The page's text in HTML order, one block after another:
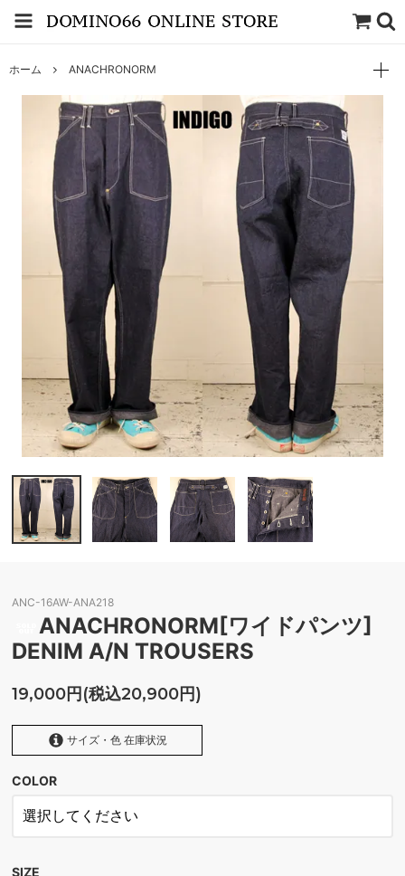
ホーム ANACHRONORM
ANC-16AW-ANA218
ANACHRONORM[ワイドパンツ]
DENIM A/N TROUSERS
19,000円(税込20,900円)
サイズ・色 在庫状況
COLOR
SIZE